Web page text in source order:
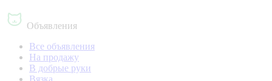
Объявления
Все объявления
На продажу
В добрые руки
Вязка